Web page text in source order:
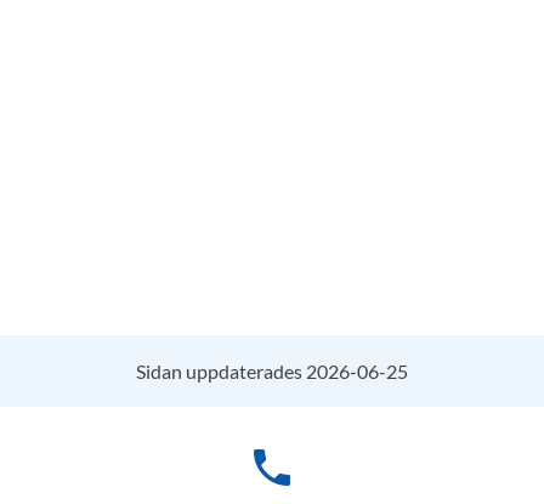
Sidan uppdaterades 2026-06-25
phone